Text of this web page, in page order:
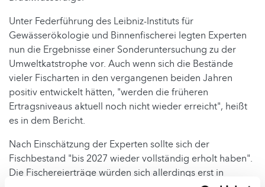
Unter Federführung des Leibniz-Instituts für
Gewässerökologie und Binnenfischerei legten Experten
nun die Ergebnisse einer Sonderuntersuchung zu der
Umweltkatstrophe vor. Auch wenn sich die Bestände
vieler Fischarten in den vergangenen beiden Jahren
positiv entwickelt hätten, "werden die früheren
Ertragsniveaus aktuell noch nicht wieder erreicht", heißt
es in dem Bericht.
Nach Einschätzung der Experten sollte sich der
Fischbestand "bis 2027 wieder vollständig erholt haben".
Die Fischereierträge würden sich allerdings erst in